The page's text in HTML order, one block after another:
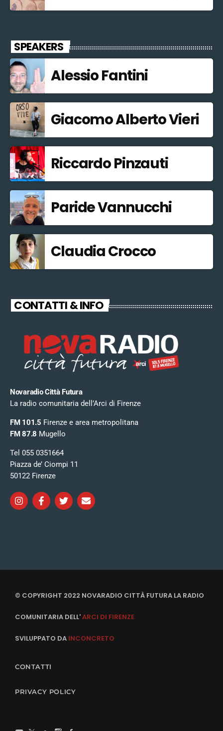
SPEAKERS
Alessio Fantini
Giacomo Alberto Vieri
Riccardo Pinzauti
Paride Vannucchi
Claudia Crocco
CONTATTI & INFO
Novaradio Città Futura
La radio comunitaria dell’Arci di Firenze
FM 101.5 Firenze e area metropolitana
FM 87.8 Mugello
Tel 055 0351664
Piazza de’ Ciompi 11
50122 Firenze
© COPYRIGHT 2022 NOVARADIO CITTÀ FUTURA LA RADIO
COMUNITARIA DELL'ARCI DI FIRENZE
SVILUPPATO DA INCONCRETO
CONTATTI
PRIVACY POLICY